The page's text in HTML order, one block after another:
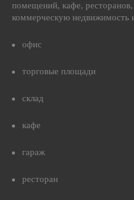
помещений, кафе,
коммерческую недвижимость
офис
торговые площади
склад
кафе
гараж
ресторан